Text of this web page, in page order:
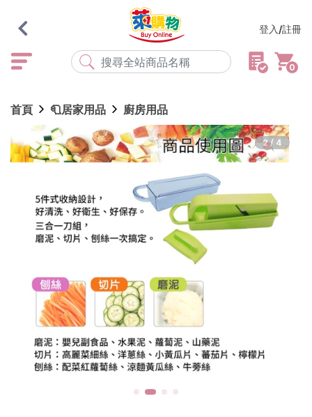
登入/註冊
0
熱門搜尋
店取 常溫 宅配 米大師 黑丸
海瑞、蔥阿伯
紅豆食府
元榆 傘 風扇 柑心良品 樂廚
劉霸
最近搜尋
清除所有記錄
首頁 🧻居家用品 廚房用品
2/4